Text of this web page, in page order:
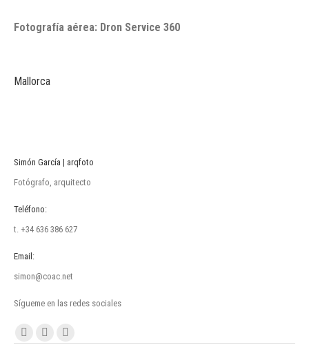
Fotografía aérea: Dron Service 360
Mallorca
Simón García | arqfoto
Fotógrafo, arquitecto
Teléfono:
t. +34 636 386 627
Email:
simon@coac.net
Sígueme en las redes sociales
Encuéntranos en: